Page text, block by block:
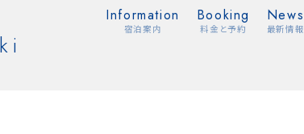
Information
宿泊案内
Booking
料金と予約
News
最新情報